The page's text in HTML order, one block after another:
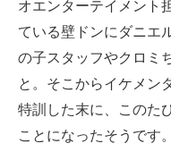
製造業のIT導入・活用を
モノづくり技術者専門サ
エレクトロニクス専門サ
オエンターテイメント
ている壁ドンにダニエ
の子スタッフやクロミ
と。そこからイケメン
特訓した末に、このた
ことになったそうです